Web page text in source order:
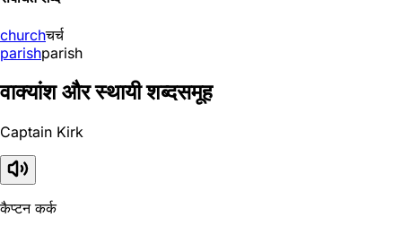
churchचर्च
parishparish
वाक्यांश और स्थायी शब्दसमूह
Captain Kirk
कैप्टन कर्क